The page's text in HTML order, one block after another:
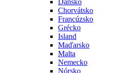
Dánsko
Chorvátsko
Francúzsko
Grécko
Island
Maďarsko
Malta
Nemecko
Nórsko